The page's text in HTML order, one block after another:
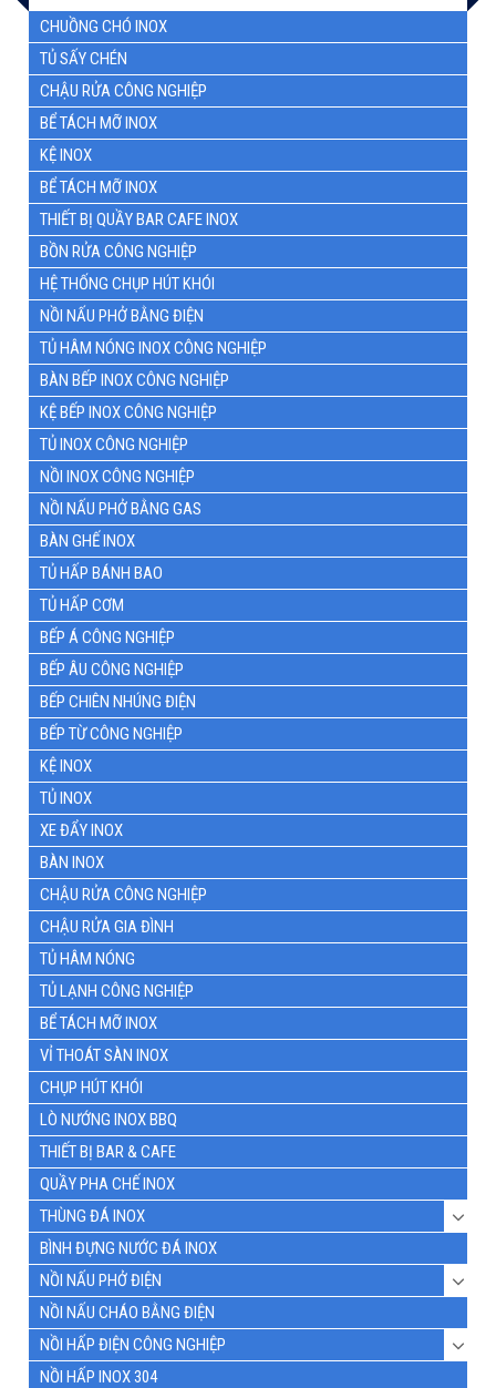
CHUỒNG CHÓ INOX
TỦ SẤY CHÉN
CHẬU RỬA CÔNG NGHIỆP
BỂ TÁCH MỠ INOX
KỆ INOX
BỂ TÁCH MỠ INOX
THIẾT BỊ QUẦY BAR CAFE INOX
BỒN RỬA CÔNG NGHIỆP
HỆ THỐNG CHỤP HÚT KHÓI
NỒI NẤU PHỞ BẰNG ĐIỆN
TỦ HÂM NÓNG INOX CÔNG NGHIỆP
BÀN BẾP INOX CÔNG NGHIỆP
KỆ BẾP INOX CÔNG NGHIỆP
TỦ INOX CÔNG NGHIỆP
NỒI INOX CÔNG NGHIỆP
NỒI NẤU PHỞ BẰNG GAS
BÀN GHẾ INOX
TỦ HẤP BÁNH BAO
TỦ HẤP CƠM
BẾP Á CÔNG NGHIỆP
BẾP ÂU CÔNG NGHIỆP
BẾP CHIÊN NHÚNG ĐIỆN
BẾP TỪ CÔNG NGHIỆP
KỆ INOX
TỦ INOX
XE ĐẨY INOX
BÀN INOX
CHẬU RỬA CÔNG NGHIỆP
CHẬU RỬA GIA ĐÌNH
TỦ HÂM NÓNG
TỦ LẠNH CÔNG NGHIỆP
BỂ TÁCH MỠ INOX
VỈ THOÁT SÀN INOX
CHỤP HÚT KHÓI
LÒ NƯỚNG INOX BBQ
THIẾT BỊ BAR & CAFE
QUẦY PHA CHẾ INOX
THÙNG ĐÁ INOX
BÌNH ĐỰNG NƯỚC ĐÁ INOX
NỒI NẤU PHỞ ĐIỆN
NỒI NẤU CHÁO BẰNG ĐIỆN
NỒI HẤP ĐIỆN CÔNG NGHIỆP
NỒI HẤP INOX 304